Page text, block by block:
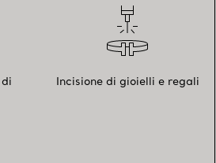
Incisione di gioielli e regali